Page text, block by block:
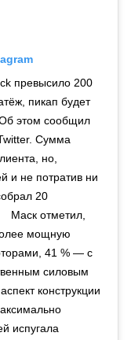
превысило 200
пикап будет
этом сообщил
Сумма
но,
и не потратив ни
20
Маск отметил,
мощную
41 % — с
силовым
конструкции
испугала